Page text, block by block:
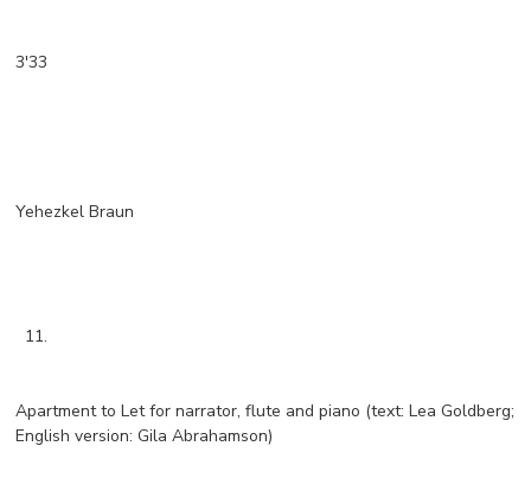
3'33
Yehezkel Braun
11.
Apartment to Let for narrator, flute and piano (text: Lea Goldberg;
English version: Gila Abrahamson)